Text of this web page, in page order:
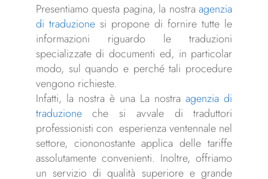
Presentiamo questa pagina, la nostraagenzia
di traduzionesi propone di fornire tutte le
informazioni riguardo le traduzioni
specializzate di documenti ed, in particolar
modo, sul quando e perché tali procedure
vengono richieste.
Infatti, la nostra è una La nostraagenzia di
traduzioneche si avvale di traduttori
professionisti con esperienza ventennale nel
settore, ciononostante applica delle tariffe
assolutamente convenienti. Inoltre, offriamo
un servizio di qualità superiore e grande